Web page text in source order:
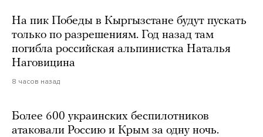
На пик Победы в Кыргызстане будут пускать
только по разрешениям. Год назад там
погибла российская альпинистка Наталья
Наговицина
8 часов назад
Более 600 украинских беспилотников
атаковали Россию и Крым за одну ночь.